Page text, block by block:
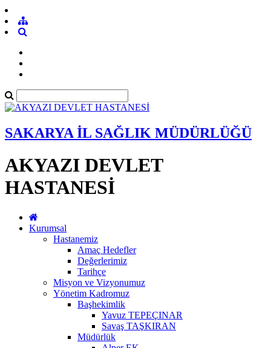
SAKARYA İL SAĞLIK MÜDÜRLÜĞÜ
AKYAZI DEVLET
HASTANESİ
Kurumsal
Hastanemiz
Amaç Hedefler
Değerlerimiz
Tarihçe
Misyon ve Vizyonumuz
Yönetim Kadromuz
Başhekimlik
Yavuz TEPEÇINAR
Savaş TAŞKIRAN
Müdürlük